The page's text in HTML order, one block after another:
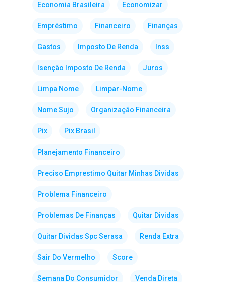
Economia Brasileira Economizar
Empréstimo Financeiro Finanças
Gastos Imposto De Renda Inss
Isenção Imposto De Renda Juros
Limpa Nome Limpar-Nome
Nome Sujo Organização Financeira
Pix Pix Brasil
Planejamento Financeiro
Preciso Emprestimo Quitar Minhas Dividas
Problema Financeiro
Problemas De Finanças Quitar Dividas
Quitar Dividas Spc Serasa Renda Extra
Sair Do Vermelho Score
Semana Do Consumidor Venda Direta